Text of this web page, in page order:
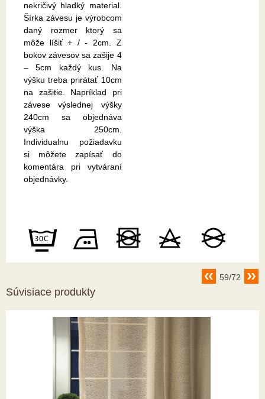
nekričivý hladký material.
Šírka závesu je výrobcom
daný rozmer ktorý sa
môže líšiť + / - 2cm. Z
bokov závesov sa zašije 4
– 5cm každý kus. Na
výšku treba prirátať 10cm
na zašitie. Napríklad pri
závese výslednej výšky
240cm sa objednáva
výška 250cm.
Individualnu požiadavku
si môžete zapísať do
komentára pri vytváraní
objednávky.
59/72
Súvisiace produkty